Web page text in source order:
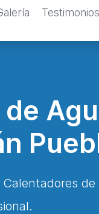
Testimonios
de